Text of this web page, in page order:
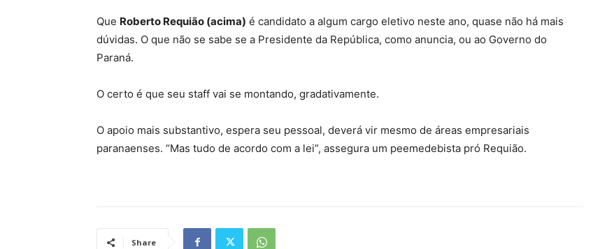
Que Roberto Requião (acima) é candidato a algum cargo eletivo neste ano, quase não há mais
dúvidas. O que não se sabe se a Presidente da República, como anuncia, ou ao Governo do
Paraná.
O certo é que seu staff vai se montando, gradativamente.
O apoio mais substantivo, espera seu pessoal, deverá vir mesmo de áreas empresariais
paranaenses. “Mas tudo de acordo com a lei”, assegura um peemedebista pró Requião.
Share